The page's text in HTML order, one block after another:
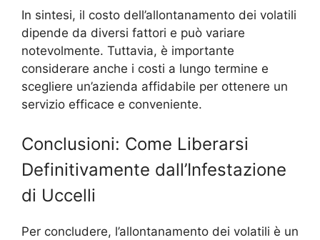
In sintesi, il costo dell’allontanamento dei volatili
dipende da diversi fattori e può variare
notevolmente. Tuttavia, è importante
considerare anche i costi a lungo termine e
scegliere un’azienda affidabile per ottenere un
servizio efficace e conveniente.
Conclusioni: Come Liberarsi
Definitivamente dall’Infestazione
di Uccelli
Per concludere, l’allontanamento dei volatili è un